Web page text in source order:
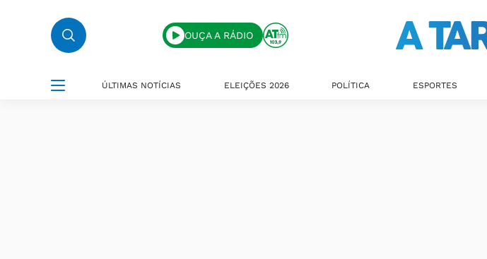
OUÇA A RÁDIO
ÚLTIMAS NOTÍCIAS ELEIÇÕES 2026 POLÍTICA ESPORTES